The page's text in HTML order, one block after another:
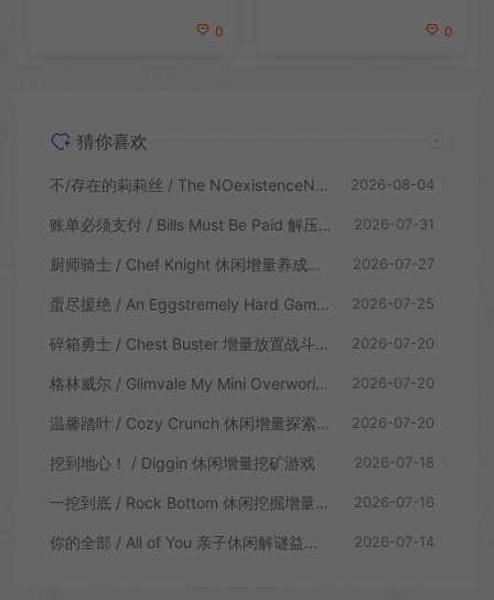
0 0
猜你喜欢
不/存在的莉莉丝 / The NOexistenceN of Lilith 动态形象桌面互动游戏 2026-08-04
账单必须支付 / Bills Must Be Paid 解压增量肉鸽休闲游戏 2026-07-31
厨师骑士 / Chef Knight 休闲增量养成游戏 2026-07-27
蛋尽援绝 / An Eggstremely Hard Game 休闲合作闯关游戏 2026-07-25
碎箱勇士 / Chest Buster 增量放置战斗游戏 2026-07-20
格林威尔 / Glimvale My Mini Overworld 单人放置挂机城市建造游戏 2026-07-20
温馨踏叶 / Cozy Crunch 休闲增量探索游戏 2026-07-20
挖到地心！ / Diggin 休闲增量挖矿游戏 2026-07-18
一挖到底 / Rock Bottom 休闲挖掘增量游戏 2026-07-16
你的全部 / All of You 亲子休闲解谜益智游戏 2026-07-14